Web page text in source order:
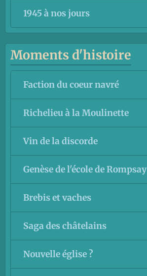
1945 à nos jours
Moments d'histoire
Faction du coeur navré
Richelieu à la Moulinette
Vin de la discorde
Genèse de l'école de Rompsay
Brebis et vaches
Saga des châtelains
Nouvelle église ?